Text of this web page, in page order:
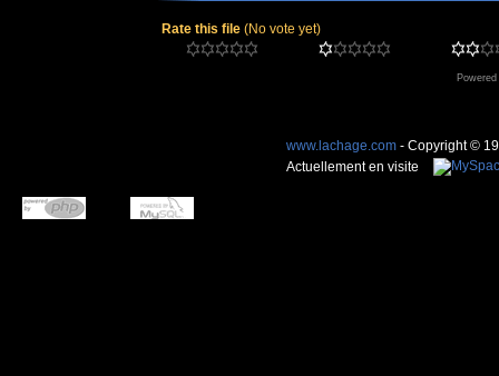
Rate this file (No vote yet)
www.lachage.com - Copyright ©
Actuellement en visite